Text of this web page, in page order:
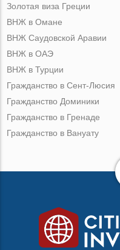
Золотая виза Греции
ВНЖ в Омане
ВНЖ Саудовской Аравии
ВНЖ в ОАЭ
ВНЖ в Турции
Гражданство в Сент-Люсия
Гражданство Доминики
Гражданство в Гренаде
Гражданство в Вануату